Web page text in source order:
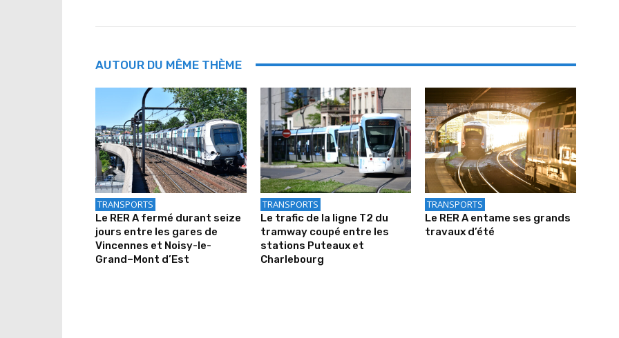
AUTOUR DU MÊME THÈME
TRANSPORTS
Le RER A fermé durant seize
jours entre les gares de
Vincennes et Noisy-le-
Grand–Mont d’Est
TRANSPORTS
Le trafic de la ligne T2 du
tramway coupé entre les
stations Puteaux et
Charlebourg
TRANSPORTS
Le RER A entame ses grands
travaux d’été